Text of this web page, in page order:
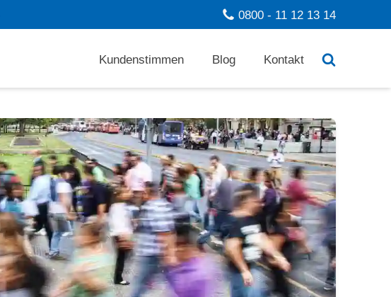
0800 - 11 12 13 14
Kundenstimmen Blog Kontakt